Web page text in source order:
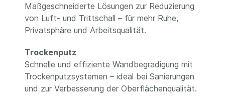
Maßgeschneiderte Lösungen zur Reduzierung
von Luft- und Trittschall – für mehr Ruhe,
Privatsphäre und Arbeitsqualität.
Trockenputz
Schnelle und effiziente Wandbegradigung mit
Trockenputzsystemen – ideal bei Sanierungen
und zur Verbesserung der Oberflächenqualität.